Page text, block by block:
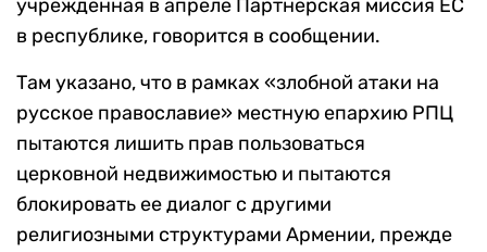
учрежденная в апреле Партнерская миссия ЕС
в республике, говорится в сообщении.
Там указано, что в рамках «злобной атаки на
русское православие» местную епархию РПЦ
пытаются лишить прав пользоваться
церковной недвижимостью и пытаются
блокировать ее диалог с другими
религиозными структурами Армении, прежде